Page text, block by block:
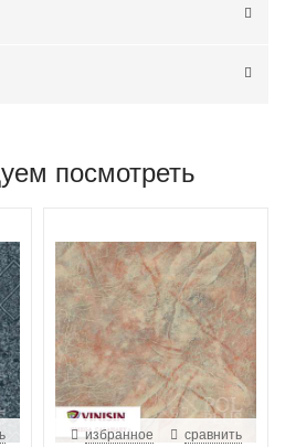
посмотреть
избранное сравнить